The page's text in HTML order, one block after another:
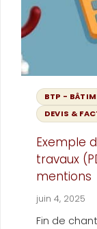
BTP -
DEVIS &
Exemple
travaux
mentions
juin 4, 2025
Fin de